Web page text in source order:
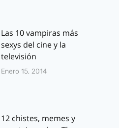
Las 10 vampiras más
sexys del cine y la
televisión
Enero 15, 2014
12 chistes, memes y